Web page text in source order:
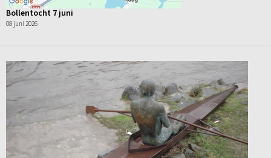
Bollentocht 7 juni
08 juni 2026